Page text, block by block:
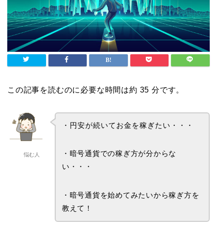
この記事を読むのに必要な時間は約 35 分です。
悩む人
・円安が続いてお金を稼ぎたい・・・
・暗号通貨での稼ぎ方が分からな
い・・・
・暗号通貨を始めてみたいから稼ぎ方を
教えて！